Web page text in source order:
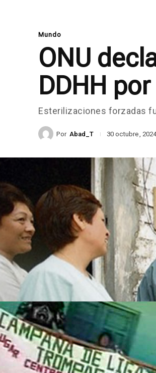
Mundo
ONU
DDHH
Esterilizaciones forzadas
Por Abad_T 30 octubre, 2024